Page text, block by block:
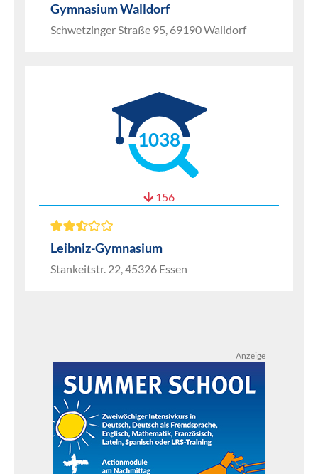
Gymnasium Walldorf
Schwetzinger Straße 95, 69190 Walldorf
1038
156
Leibniz-Gymnasium
Stankeitstr. 22, 45326 Essen
Anzeige